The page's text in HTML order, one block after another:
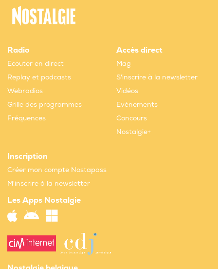
Radio
Ecouter en direct
Replay et podcasts
Webradios
Grille des programmes
Fréquences
Accès direct
Mag
S'inscrire à la newsletter
Vidéos
Evènements
Concours
Nostalgie+
Inscription
Créer mon compte Nostapass
M'inscrire à la newsletter
Les Apps Nostalgie